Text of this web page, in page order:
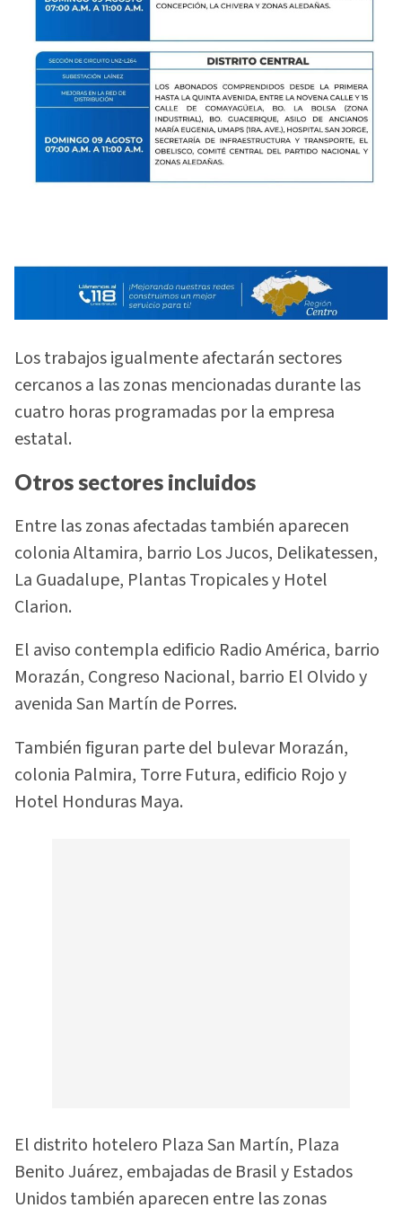
Los trabajos igualmente afectarán sectores
cercanos a las zonas mencionadas durante las
cuatro horas programadas por la empresa
estatal.
Otros sectores incluidos
Entre las zonas afectadas también aparecen
colonia Altamira, barrio Los Jucos, Delikatessen,
La Guadalupe, Plantas Tropicales y Hotel
Clarion.
El aviso contempla edificio Radio América, barrio
Morazán, Congreso Nacional, barrio El Olvido y
avenida San Martín de Porres.
También figuran parte del bulevar Morazán,
colonia Palmira, Torre Futura, edificio Rojo y
Hotel Honduras Maya.
El distrito hotelero Plaza San Martín, Plaza
Benito Juárez, embajadas de Brasil y Estados
Unidos también aparecen entre las zonas